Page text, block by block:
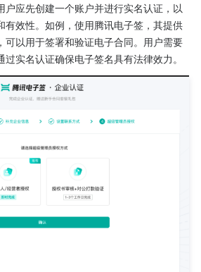
户应先创建一个账户并进行实名认证，以
有效性。如例，使用腾讯电子签，其提供
可以用于签署和验证电子合同。用户需要
实名认证确保电子签名具有法律效力。